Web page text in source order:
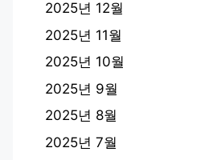
2025년 12월
2025년 11월
2025년 10월
2025년 9월
2025년 8월
2025년 7월